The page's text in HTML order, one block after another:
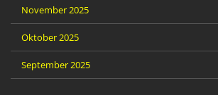
November 2025
Oktober 2025
September 2025